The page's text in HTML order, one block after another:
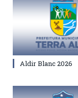
Aldir Blanc 2026